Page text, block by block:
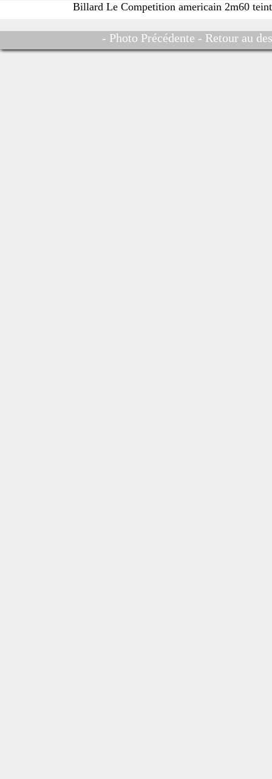
Billard Le Competition americain 2m60
- Photo Précédente - Retour au